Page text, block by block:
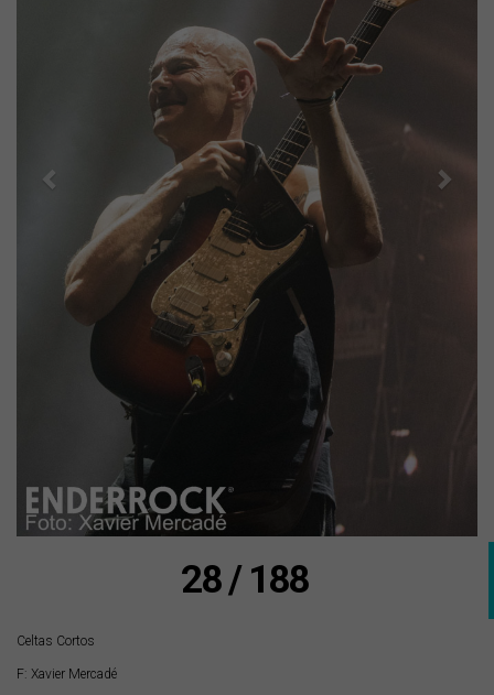
28 / 188
Celtas Cortos
F: Xavier Mercadé